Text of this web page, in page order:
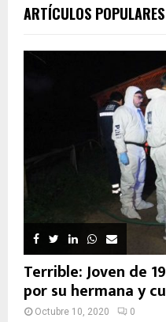
ARTÍCULOS POPULARES
Terrible: Joven de
por su hermana y
Octubre 10, 2020 0